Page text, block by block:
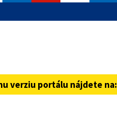
verziu portálu nájdete na: